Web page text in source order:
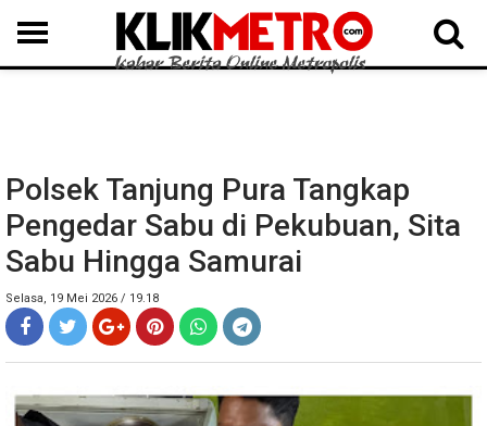
MEDAN LANGKAT DAIRI SAMOSIR TAPUT BATUBARA DELISERDANG
Polsek Tanjung Pura Tangkap
Pengedar Sabu di Pekubuan, Sita
Sabu Hingga Samurai
Selasa, 19 Mei 2026 / 19.18